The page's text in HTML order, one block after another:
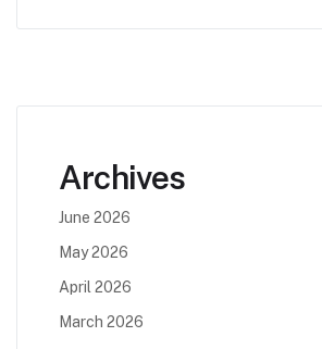
Archives
June 2026
May 2026
April 2026
March 2026